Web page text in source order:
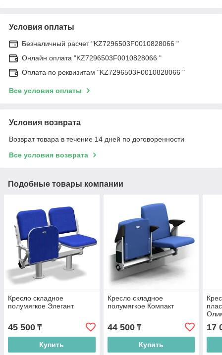
Условия оплаты
Безналичный расчет "KZ7296503F0010828066 "
Онлайн оплата "KZ7296503F0010828066 "
Оплата по реквизитам "KZ7296503F0010828066 "
Все условия оплаты
Условия возврата
Возврат товара в течение 14 дней по договоренности
Все условия возврата
Подобные товары компании
Кресло складное
полумягкое Элегант
45 500 ₸
Купить
Кресло складное
полумягкое Компакт
44 500₸
Купить
17